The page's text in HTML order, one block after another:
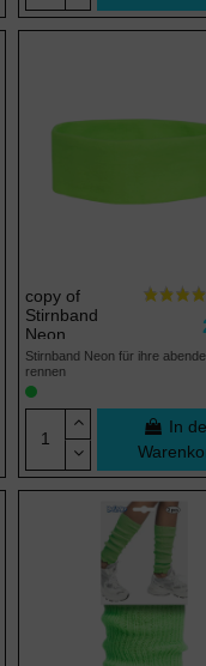
copy of
Stirnband
Neon
Stirnband Neon für ihre
rennen
In